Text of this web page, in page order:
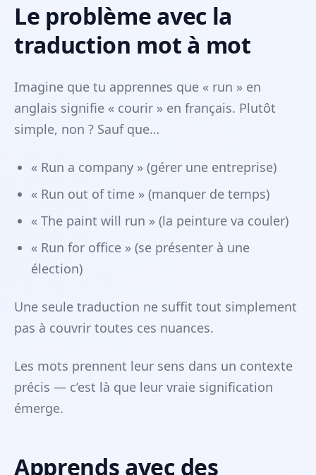
Le problème avec la
traduction mot à mot
Imagine que tu apprennes que « run » en
anglais signifie « courir » en français. Plutôt
simple, non ? Sauf que…
« Run a company » (gérer une entreprise)
« Run out of time » (manquer de temps)
« The paint will run » (la peinture va couler)
« Run for office » (se présenter à une
élection)
Une seule traduction ne suffit tout simplement
pas à couvrir toutes ces nuances.
Les mots prennent leur sens dans un contexte
précis — c’est là que leur vraie signification
émerge.
Apprends avec des